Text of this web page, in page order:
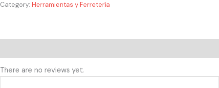
Category: Herramientas y Ferretería
There are no reviews yet.